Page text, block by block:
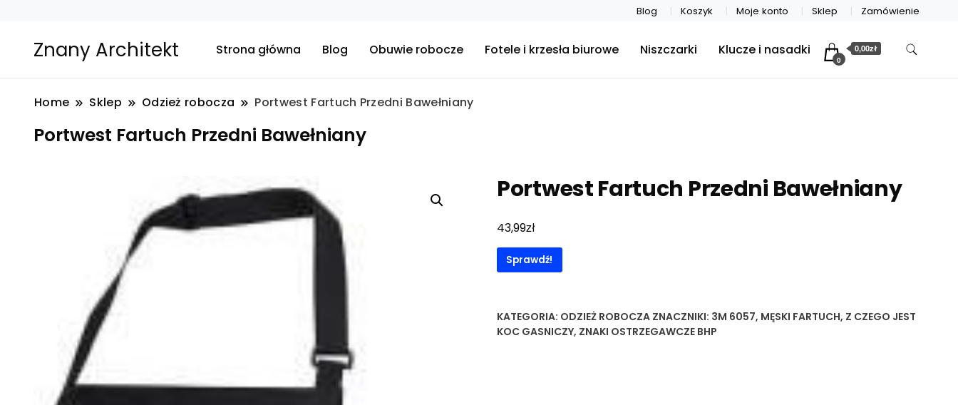
Blog Koszyk Moje konto Sklep Zamówienie
Znany Architekt Strona główna Blog Obuwie robocze Fotele i krzesła biurowe Niszczarki Klucze i nasadki
0
0,00zł
Home Sklep Odzież robocza Portwest Fartuch Przedni Bawełniany
Portwest Fartuch Przedni Bawełniany
Portwest Fartuch Przedni Bawełniany
43,99zł
Sprawdź!
KATEGORIA: ODZIEŻ ROBOCZA ZNACZNIKI: 3M 6057, MĘSKI FARTUCH, Z CZEGO JEST
KOC GASNICZY, ZNAKI OSTRZEGAWCZE BHP